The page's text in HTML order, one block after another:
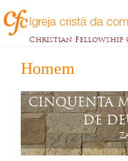
Igreja cristã da
Christian Fellowship
Homem
CINQUENTA
DE